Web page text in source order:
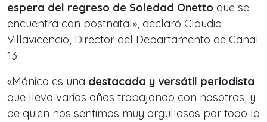
espera del regreso de Soledad Onetto que se
encuentra con postnatal», declaró Claudio
Villavicencio, Director del Departamento de Canal
13.
«Mónica es una destacada y versátil periodista
que lleva varios años trabajando con nosotros, y
de quien nos sentimos muy orgullosos por todo lo